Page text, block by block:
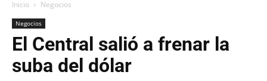
Inicio Negocios
Negocios
El Central salió a frenar la
suba del dólar